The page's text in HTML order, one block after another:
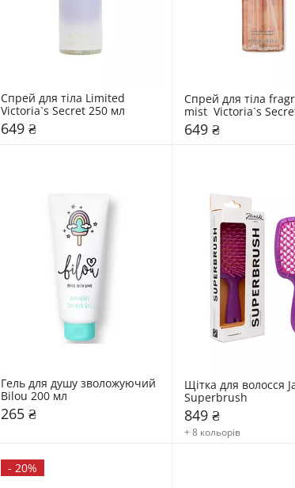
Спрей для тіла Limited
Victoria`s Secret 250 мл
649 ₴
Спрей для тіла
mist  Victoria`s
649 ₴
Гель для душу зволожуючий
Bilou 200 мл
265 ₴
Щітка для волосся
Superbrush
849 ₴
+ 8 кольорів
- 20%